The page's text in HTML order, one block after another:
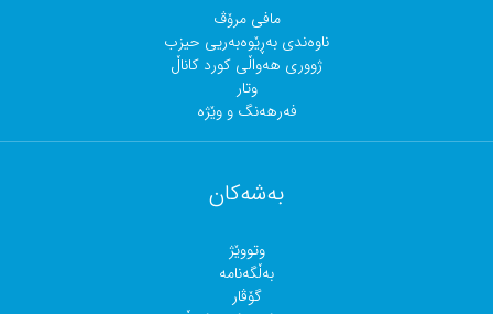
مافی مرۆڤ
ناوەندی بەڕێوەبەریی حیزب
ژووری هەواڵی کورد کاناڵ
وتار
فەرهەنگ و وێژە
بەشەکان
وتووێژ
بەڵگەنامە
گۆڤار